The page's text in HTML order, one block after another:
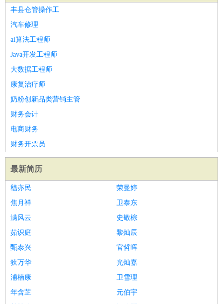
丰县仓管操作工
汽车修理
ai算法工程师
Java开发工程师
大数据工程师
康复治疗师
奶粉创新品类营销主管
财务会计
电商财务
财务开票员
最新简历
嵇亦民
荣曼婷
焦月祥
卫泰东
满风云
史敬棕
茹识庭
黎灿辰
甄泰兴
官哲晖
狄万华
光灿嘉
浦楠康
卫雪理
年含芷
元伯宇